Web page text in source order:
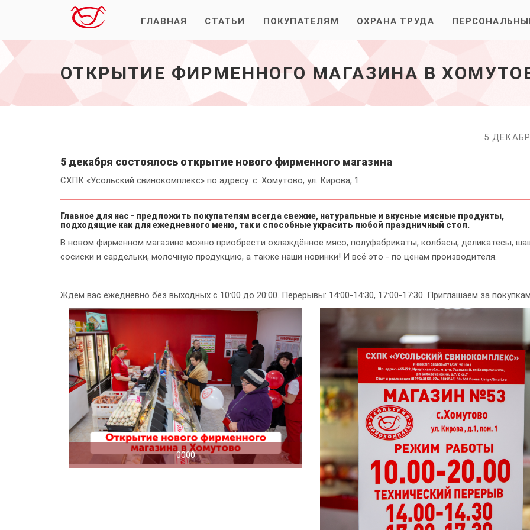
в
Хомутово
начало
ГЛАВНАЯ СТАТЬИ ПОКУПАТЕЛЯМ ОХРАНА ТРУДА
ОТКРЫТИЕ ФИРМЕННОГО МАГАЗИНА В
5
5 декабря состоялось открытие нового фирменного магазина
СХПК «Усольский свинокомплекс» по адресу: с. Хомутово, ул. Кирова, 1.
Главное для нас - предложить покупателям всегда свежие, натуральные и вкусные мясные продукты,
подходящие как для ежедневного меню, так и способные украсить любой праздничный стол.
В новом фирменном магазине можно приобрести охлаждённое мясо, полуфабрикаты, колбасы, деликатесы,
сосиски и сардельки, молочную продукцию, а также наши новинки! И всё это - по ценам производителя.
Ждём вас ежедневно без выходных с 10:00 до 20:00. Перерывы: 14:00-14:30, 17:00-17:30. Приглашаем за
0000